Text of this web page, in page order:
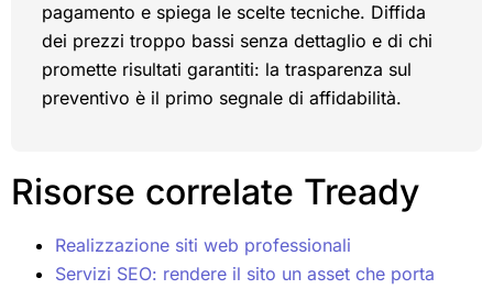
pagamento e spiega le scelte tecniche. Diffida
dei prezzi troppo bassi senza dettaglio e di chi
promette risultati garantiti: la trasparenza sul
preventivo è il primo segnale di affidabilità.
Risorse correlate Tready
Realizzazione siti web professionali
Servizi SEO: rendere il sito un asset che porta